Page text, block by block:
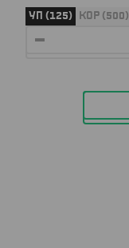
УП (125) КОР (500)